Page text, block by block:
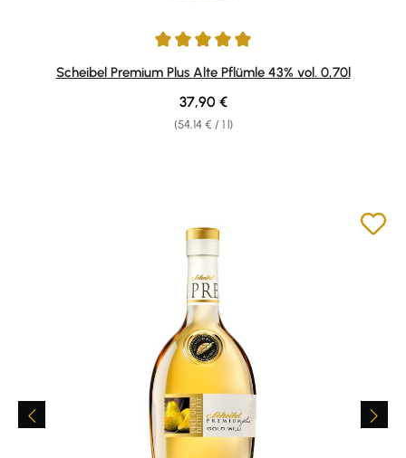
Average rating of 4.9 out of 5 stars
Scheibel Premium Plus Alte Pflümle 43% vol. 0,70l
(54,14 € / 1 l)
Regular price:
37,90 €